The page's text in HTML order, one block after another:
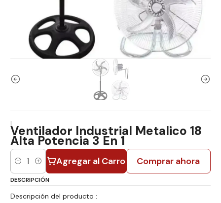
|Ventilador Industrial Metalico 18
Alta Potencia 3 En 1
Cantidad Agregar al Carro Comprar ahora
DESCRIPCIÓN
Descripción del producto :